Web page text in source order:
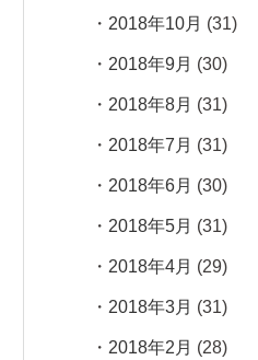
2018年10月 (31)
2018年9月 (30)
2018年8月 (31)
2018年7月 (31)
2018年6月 (30)
2018年5月 (31)
2018年4月 (29)
2018年3月 (31)
2018年2月 (28)